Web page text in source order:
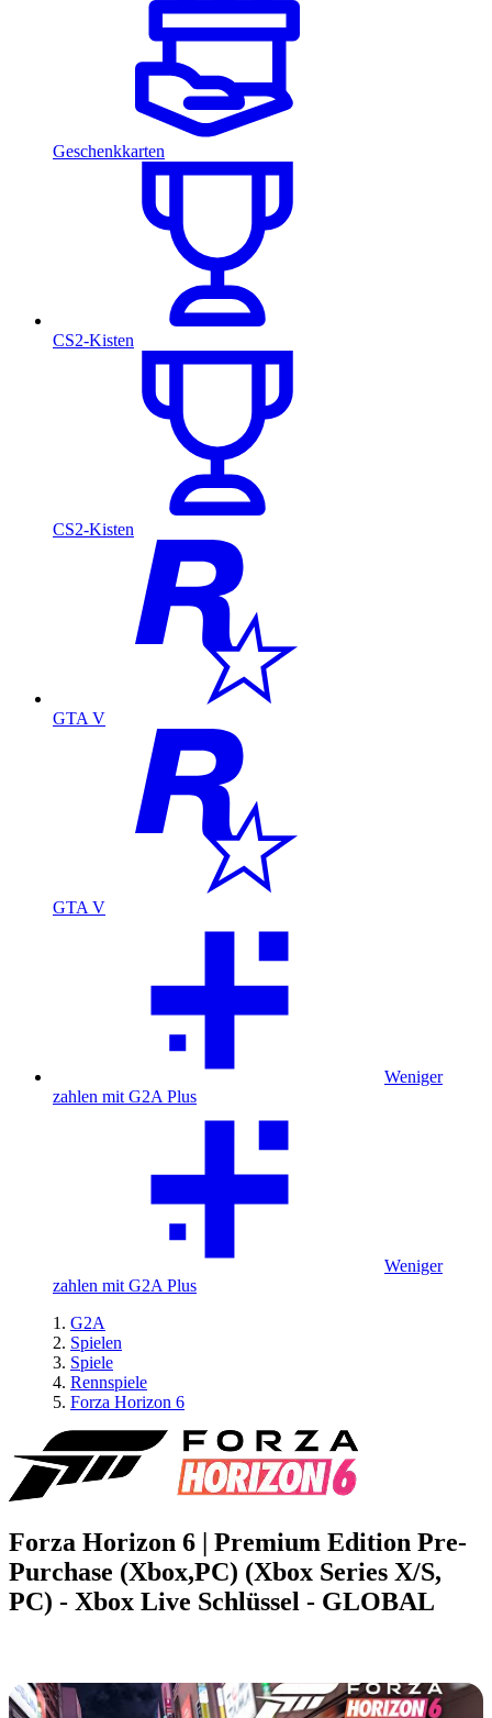
Geschenkkarten
CS2-Kisten
CS2-Kisten
GTA V
GTA V
Weniger
zahlen mit G2A Plus
Weniger
zahlen mit G2A Plus
G2A
Spielen
Spiele
Rennspiele
Forza Horizon 6
Forza Horizon 6 | Premium Edition Pre-
Purchase (Xbox,PC) (Xbox Series X/S,
PC) - Xbox Live Schlüssel - GLOBAL